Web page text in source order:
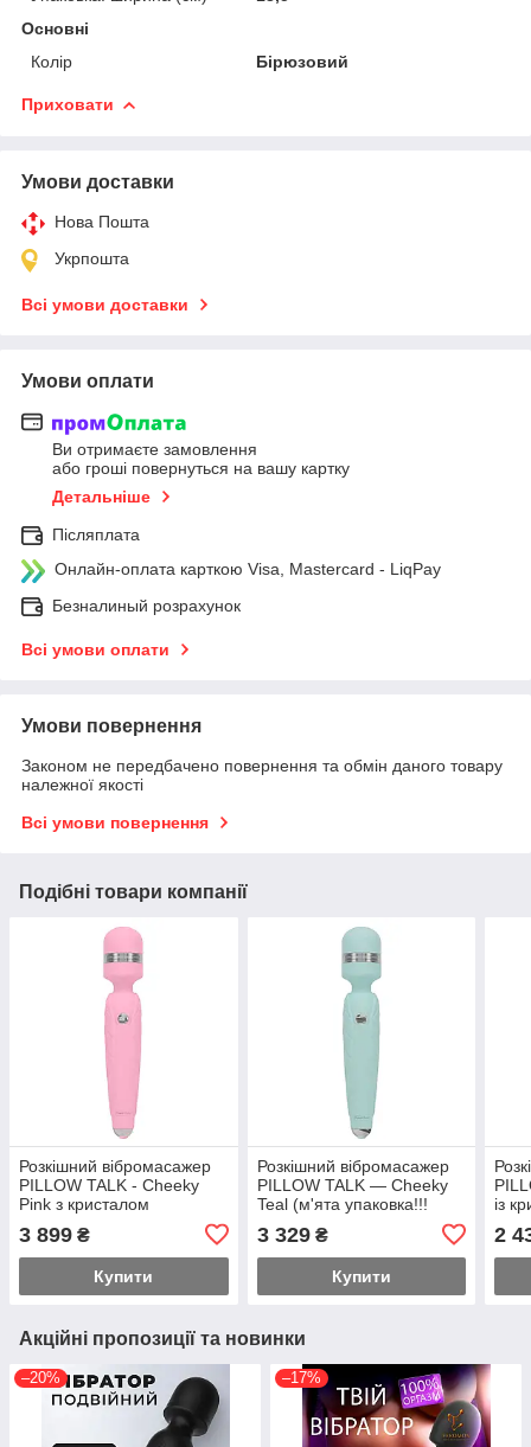
Основні
Колір
Бірюзовий
Приховати
Умови доставки
Нова Пошта
Укрпошта
Всі умови доставки
Умови оплати
Ви отримаєте замовлення
або гроші повернуться на вашу картку
Детальніше
Післяплата
Онлайн-оплата карткою Visa, Mastercard - LiqPay
Безналиный розрахунок
Всі умови оплати
Умови повернення
Законом не передбачено повернення та обмін даного товару
належної якості
Всі умови повернення
Подібні товари компанії
Розкішний вібромасажер
PILLOW TALK - Cheeky
Pink з кристалом
підвищення потужності
Feromon
3 899 ₴
Купити
Розкішний вібромасажер
PILLOW TALK — Cheeky
Teal (м'ята упаковка!!!
3 329₴
Купити
із
2
Акційні пропозиції та новинки
–20% –17%